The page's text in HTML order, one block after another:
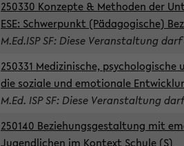
250330 Konzepte & Methoden der
ESE: Schwerpunkt (Pädagogische)
M.Ed.ISP SF: Diese Veranstaltung
250331 Medizinische,
die soziale und emotionale
M.Ed. ISP SF: Diese Veranstaltung
250140 Beziehungsgestaltung mit
Jugendlichen im Kontext Schule (S)